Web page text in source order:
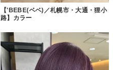
【'BEBE(ベベ)／札幌市・大通・狸小
路】カラー